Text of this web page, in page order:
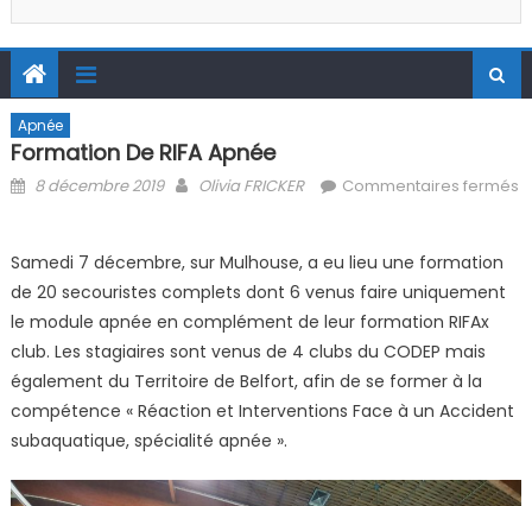
Apnée
Formation De RIFA Apnée
Posted on
8 décembre 2019 Author
Olivia FRICKER
Commentaires fermés
Samedi 7 décembre, sur Mulhouse, a eu lieu une formation
de 20 secouristes complets dont 6 venus faire uniquement
le module apnée en complément de leur formation RIFAx
club. Les stagiaires sont venus de 4 clubs du CODEP mais
également du Territoire de Belfort, afin de se former à la
compétence « Réaction et Interventions Face à un Accident
subaquatique, spécialité apnée ».